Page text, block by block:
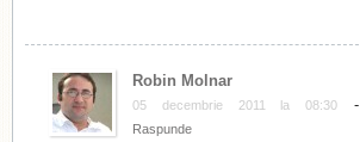
Robin Molnar
05 decembrie 2011 la 08:30 -
Raspunde